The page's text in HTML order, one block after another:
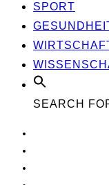
SPORT
SEARCH